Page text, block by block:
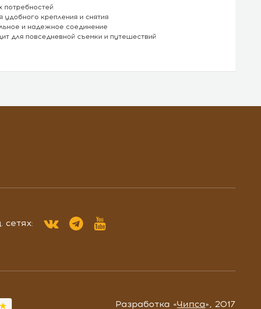
потребностей
крепления и снятия
и надежное соединение
для повседневной съемки и путешествий
сетях:
Разработка «Чипса», 2017